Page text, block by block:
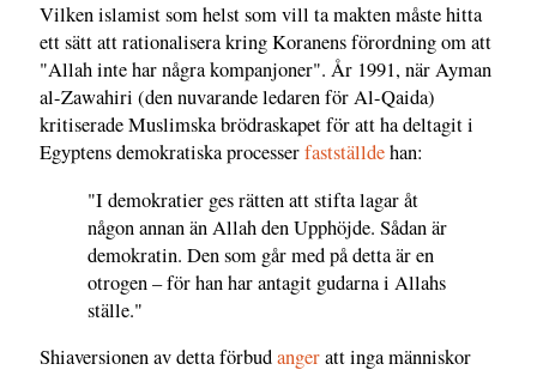
Vilken islamist som helst som vill ta makten måste hitta
ett sätt att rationalisera kring Koranens förordning om att
"Allah inte har några kompanjoner". År 1991, när Ayman
al-Zawahiri (den nuvarande ledaren för Al-Qaida)
kritiserade Muslimska brödraskapet för att ha deltagit i
Egyptens demokratiska processerfastställdehan:
"I demokratier ges rätten att stifta lagar åt
någon annan än Allah den Upphöjde. Sådan är
demokratin. Den som går med på detta är en
otrogen – för han har antagit gudarna i Allahs
ställe."
Shiaversionen av detta förbudangeratt inga människor